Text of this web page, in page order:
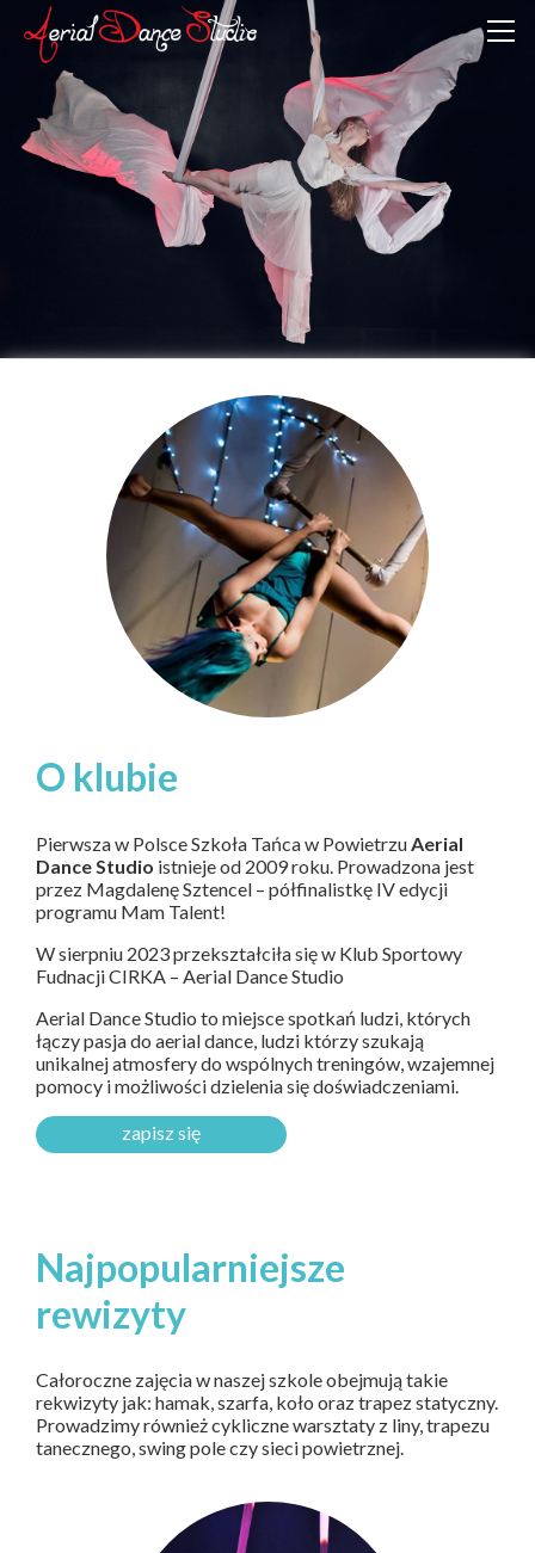
O klubie
Pierwsza w Polsce Szkoła Tańca w Powietrzu Aerial
Dance Studio istnieje od 2009 roku. Prowadzona jest
przez Magdalenę Sztencel – półfinalistkę IV edycji
programu Mam Talent!
W sierpniu 2023 przekształciła się w Klub Sportowy
Fudnacji CIRKA – Aerial Dance Studio
Aerial Dance Studio to miejsce spotkań ludzi, których
łączy pasja do aerial dance, ludzi którzy szukają
unikalnej atmosfery do wspólnych treningów, wzajemnej
pomocy i możliwości dzielenia się doświadczeniami.
zapisz się
Najpopularniejsze
rewizyty
Całoroczne zajęcia w naszej szkole obejmują takie
rekwizyty jak: hamak, szarfa, koło oraz trapez statyczny.
Prowadzimy również cykliczne warsztaty z liny, trapezu
tanecznego, swing pole czy sieci powietrznej.